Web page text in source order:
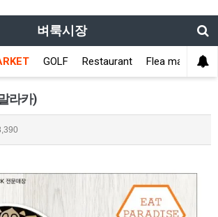
벼룩시장
GOLF Restaurant Flea market
라카)